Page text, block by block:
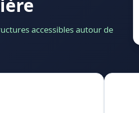
accessibles autour de